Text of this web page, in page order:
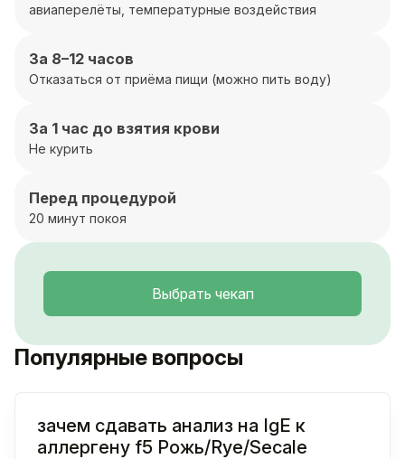
авиаперелёты, температурные воздействия
За 8–12 часов
Отказаться от приёма пищи (можно пить воду)
За 1 час до взятия крови
Не курить
Перед процедурой
20 минут покоя
Выбрать чекап
Популярные вопросы
зачем сдавать анализ на IgE к
аллергену f5 Рожь/Rye/Secale